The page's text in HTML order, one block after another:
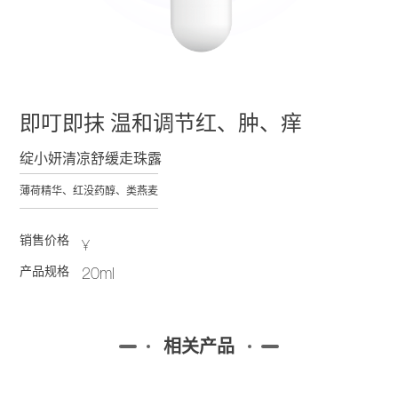
即叮即抹 温和调节红、肿、痒
绽小妍清凉舒缓走珠露
薄荷精华、红没药醇、类燕麦
销售价格 ¥
产品规格 20ml
相关产品